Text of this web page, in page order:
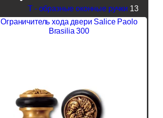
Т - образные оконные ручки 13
Ограничитель хода двери Salice Paolo
Brasilia 300